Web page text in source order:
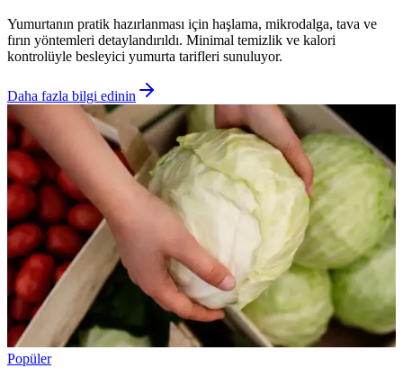
Yumurtanın pratik hazırlanması için haşlama, mikrodalga, tava ve
fırın yöntemleri detaylandırıldı. Minimal temizlik ve kalori
kontrolüyle besleyici yumurta tarifleri sunuluyor.
Daha fazla bilgi edinin
Popüler